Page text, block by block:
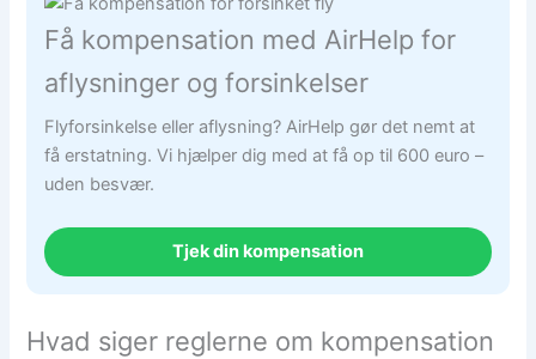
Få kompensation med AirHelp for
aflysninger og forsinkelser
Flyforsinkelse eller aflysning? AirHelp gør det nemt at
få erstatning. Vi hjælper dig med at få op til 600 euro –
uden besvær.
Tjek din kompensation
Hvad siger reglerne om kompensation